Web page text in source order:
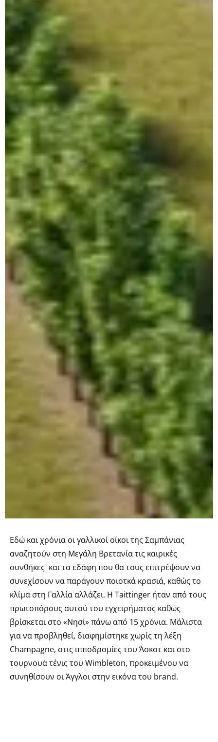
Εδώ και χρόνια οι γαλλικοί οίκοι της Σαμπάνιας
αναζητούν στη Μεγάλη Βρετανία τις καιρικές
συνθήκες και τα εδάφη που θα τους επιτρέψουν να
συνεχίσουν να παράγουν ποιοτκά κρασιά, καθώς το
κλίμα στη Γαλλία αλλάζει. Η Taittinger ήταν από τους
πρωτοπόρους αυτού του εγχειρήματος καθώς
βρίσκεται στο «Νησί» πάνω από 15 χρόνια. Μάλιστα
για να προβληθεί, διαφημίστηκε χωρίς τη λέξη
Champagne, στις ιπποδρομίες του Άσκοτ και στο
τουρνουά τένις του Wimbleton, προκειμένου να
συνηθίσουν οι Άγγλοι στην εικόνα του brand.